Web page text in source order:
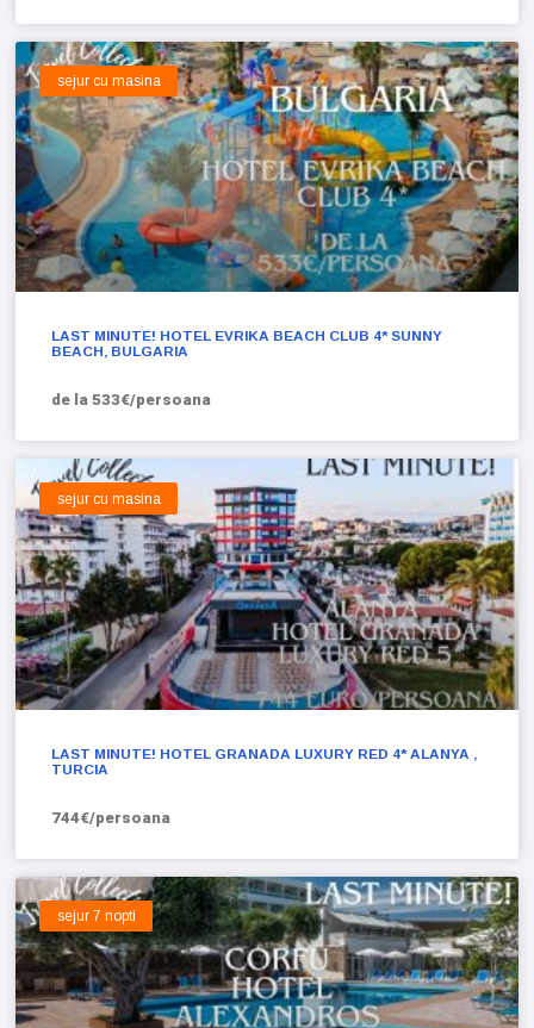
sejur cu masina
LAST MINUTE! HOTEL EVRIKA BEACH CLUB 4* SUNNY
BEACH, BULGARIA
de la 533€/persoana
sejur cu masina
LAST MINUTE! HOTEL GRANADA LUXURY RED 4* ALANYA ,
TURCIA
744€/persoana
sejur 7 nopti